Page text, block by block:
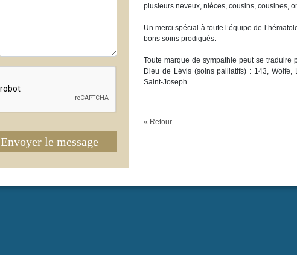
Envoyer le message
plusieurs neveux, nièces, cousins, cousines,
Un merci spécial à toute l’équipe de
bons soins prodigués.
Toute marque de sympathie peut se traduire
Dieu de Lévis (soins palliatifs) : 143,
Saint-Joseph.
« Retour